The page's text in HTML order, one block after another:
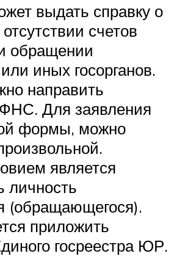
выдать справку о
счетов
обращении
иных госорганов.
направить
Для заявления
формы, можно
является
личность
(обращающегося).
приложить
госреестра ЮР.